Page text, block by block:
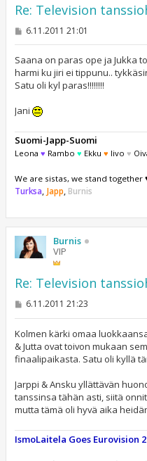
Re: Television
V
s
t
i
6.11.2011 21:01
Saana on paras ope ja Jukka
harmi ku jiri ei tippunu..
Satu oli kyl paras!!!!!!!!
Jani
Suomi-Japp-Suomi
Leona ♥ Rambo ♥ Ekku ♥ Iivo ♥
We are sistas, we stand together
Turksa, Japp, Burnis
Burnis
VIP
Re: Television
V
e
s
t
i
6.11.2011 21:23
Kolmen kärki omaa
& Jutta ovat toivon mukaan
finaalipaikasta. Satu oli kyllä
Jarppi & Ansku yllättävän
tanssinsa tähän asti, siitä
mutta tämä oli hyvä aika
IsmoLaitela Goes Eurovision